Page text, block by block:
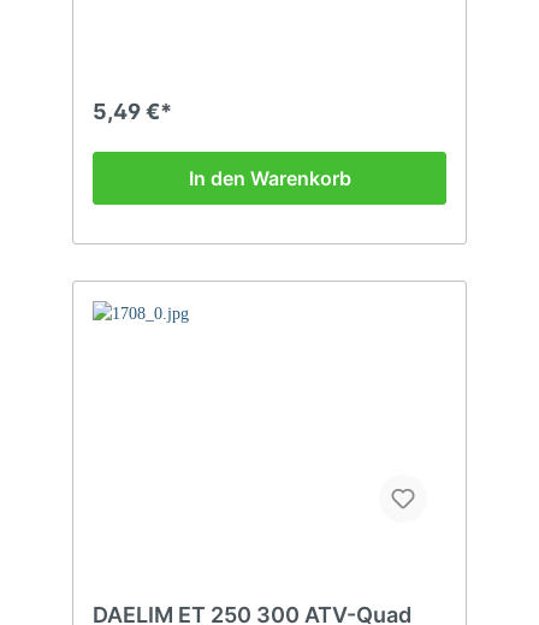
5,49 €*
In den Warenkorb
DAELIM ET 250 300 ATV-Quad